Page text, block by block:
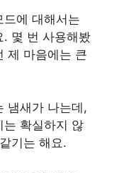
에 대해서는
. 몇 번 사용해봤
제 마음에는 큰
냄새가 나는데,
는 확실하지 않
기는 해요.